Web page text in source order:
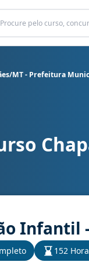
MT - Prefeitura
MT - Prefeitura
Infantil
152